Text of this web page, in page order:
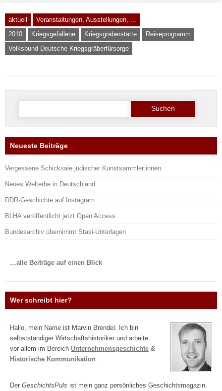
aktuell
Veranstaltungen, Ausstellungen, ...
2010
Kriegsgefallene Kriegsgräberstätte
Reiseprogramm
Volksbund Deutsche Kriegsgräberfürsorge
Suche
Neueste Beiträge
Vergessene Schicksale jüdischer Kunstsammler:innen
Neues Welterbe in Deutschland
DDR-Geschichte auf Instagram
BLHA veröffentlicht jetzt Open Access
Bundesarchiv übernimmt Stasi-Unterlagen
…alle Beiträge auf einen Blick
Wer schreibt hier?
Hallo, mein Name ist Marvin Brendel. Ich bin
selbstständiger Wirtschaftshistoriker und arbeite
vor allem im Bereich Unternehmensgeschichte &
Historische Kommunikation
Der GeschichtsPuls ist mein ganz persönliches Geschichtsmagazin.